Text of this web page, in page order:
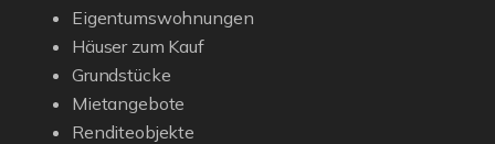
Eigentumswohnungen
Häuser zum Kauf
Grundstücke
Mietangebote
Renditeobjekte